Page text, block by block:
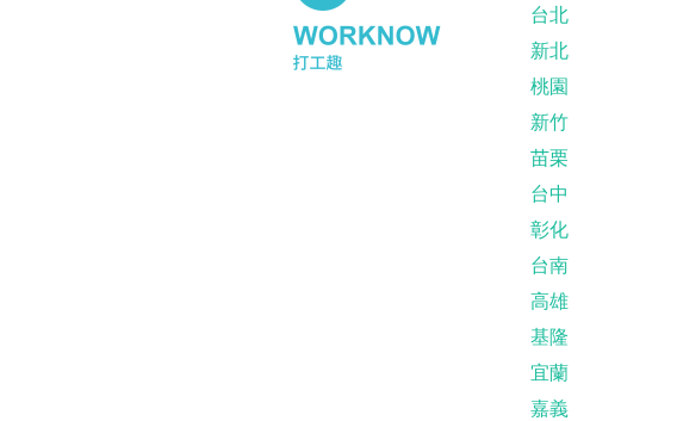
台北
新北
桃園
新竹
苗栗
台中
彰化
台南
高雄
基隆
宜蘭
嘉義